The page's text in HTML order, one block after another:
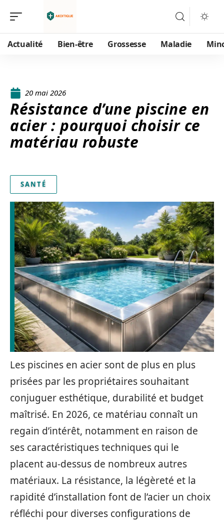
Actualité Bien-être Grossesse Maladie
20 mai 2026
Résistance d’une piscine en
acier : pourquoi choisir ce
matériau robuste
SANTÉ
Les piscines en acier sont de plus en plus
prisées par les propriétaires souhaitant
conjuguer esthétique, durabilité et budget
maîtrisé. En 2026, ce matériau connaît un
regain d’intérêt, notamment en raison de
ses caractéristiques techniques qui le
placent au-dessus de nombreux autres
matériaux. La résistance, la légèreté et la
rapidité d’installation font de l’acier un choix
réfléchi pour diverses configurations de